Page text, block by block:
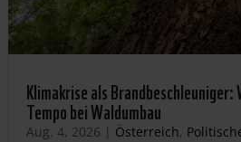
Klimakrise als
Tempo bei Waldumbau
Aug. 4, 2026 | Österreich,